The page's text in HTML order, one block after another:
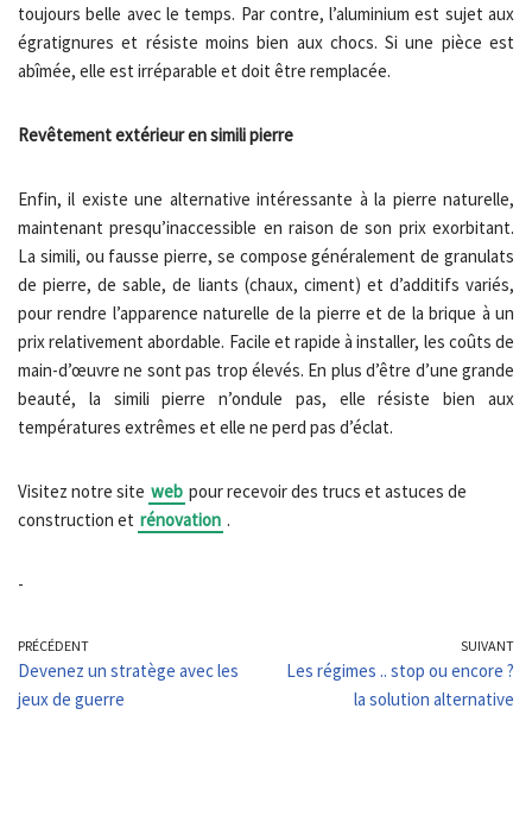
toujours belle avec le temps. Par contre, l’aluminium est sujet aux
égratignures et résiste moins bien aux chocs. Si une pièce est
abîmée, elle est irréparable et doit être remplacée.
Revêtement extérieur en simili pierre
Enfin, il existe une alternative intéressante à la pierre naturelle,
maintenant presqu’inaccessible en raison de son prix exorbitant.
La simili, ou fausse pierre, se compose généralement de granulats
de pierre, de sable, de liants (chaux, ciment) et d’additifs variés,
pour rendre l’apparence naturelle de la pierre et de la brique à un
prix relativement abordable. Facile et rapide à installer, les coûts de
main-d’œuvre ne sont pas trop élevés. En plus d’être d’une grande
beauté, la simili pierre n’ondule pas, elle résiste bien aux
températures extrêmes et elle ne perd pas d’éclat.
Visitez notre site web pour recevoir des trucs et astuces de
construction et rénovation .
-
PRÉCÉDENT
Devenez un stratège avec les
jeux de guerre
SUIVANT
Les régimes .. stop ou encore ?
la solution alternative